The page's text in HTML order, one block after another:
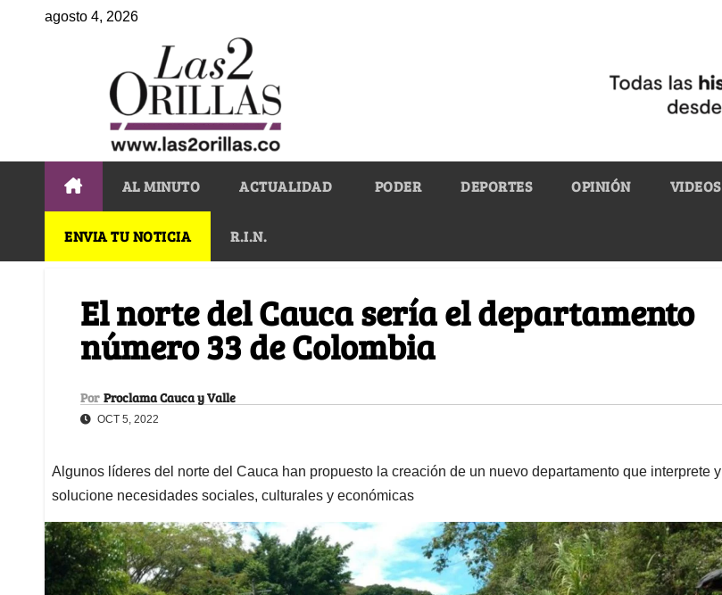
agosto 4, 2026
AL MINUTO ACTUALIDAD PODER DEPORTES OPINIÓN VIDEOS
ENVIA TU NOTICIA R.I.N.
El norte del Cauca sería el departamento
número 33 de Colombia
Por Proclama Cauca y Valle
OCT 5, 2022
Algunos líderes del norte del Cauca han propuesto la creación de un nuevo departamento que interprete y
solucione necesidades sociales, culturales y económicas